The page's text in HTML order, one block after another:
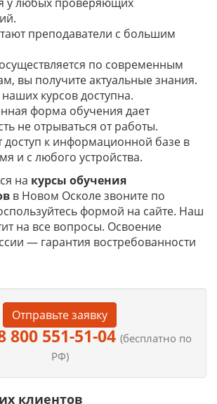
преподаватели с большим
по современным
вы получите актуальные знания.
курсов доступна.
форма обучения дает
не отрываться от работы.
доступ к информационной базе в
и с любого устройства.
на курсы обучения
в Новом Осколе звоните по
формой на сайте. Наш
на все вопросы. Освоение
— гарантия востребованности
Отправьте заявку
800 551-51-04 (бесплатно по
РФ)
клиентов